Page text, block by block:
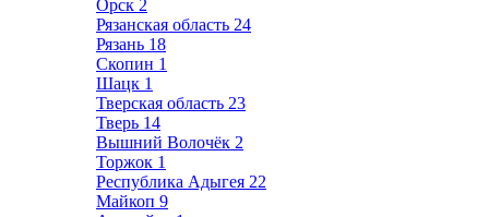
Орск 2
Рязанская область 24
Рязань 18
Скопин 1
Шацк 1
Тверская область 23
Тверь 14
Вышний Волочёк 2
Торжок 1
Республика Адыгея 22
Майкоп 9